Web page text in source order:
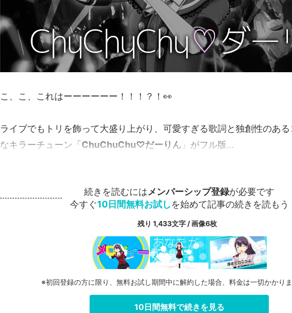
こ、こ、これはーーーーーー！！！？！👀
ライブでもトリを飾って大盛り上がり、可愛すぎる歌詞と独創性のあ
なキラーチューン「ChuChuChu♡だーりん 」がフル版...
続きを読むにはメンバーシップ登録が必要です
今すぐ10日間無料お試しを始めて記事の続きを読もう
残り 1,433文字 / 画像6枚
※初回登録の方に限り、無料お試し期間中に解約した場合、料金は一切かかりま
10日間無料で続きを見る